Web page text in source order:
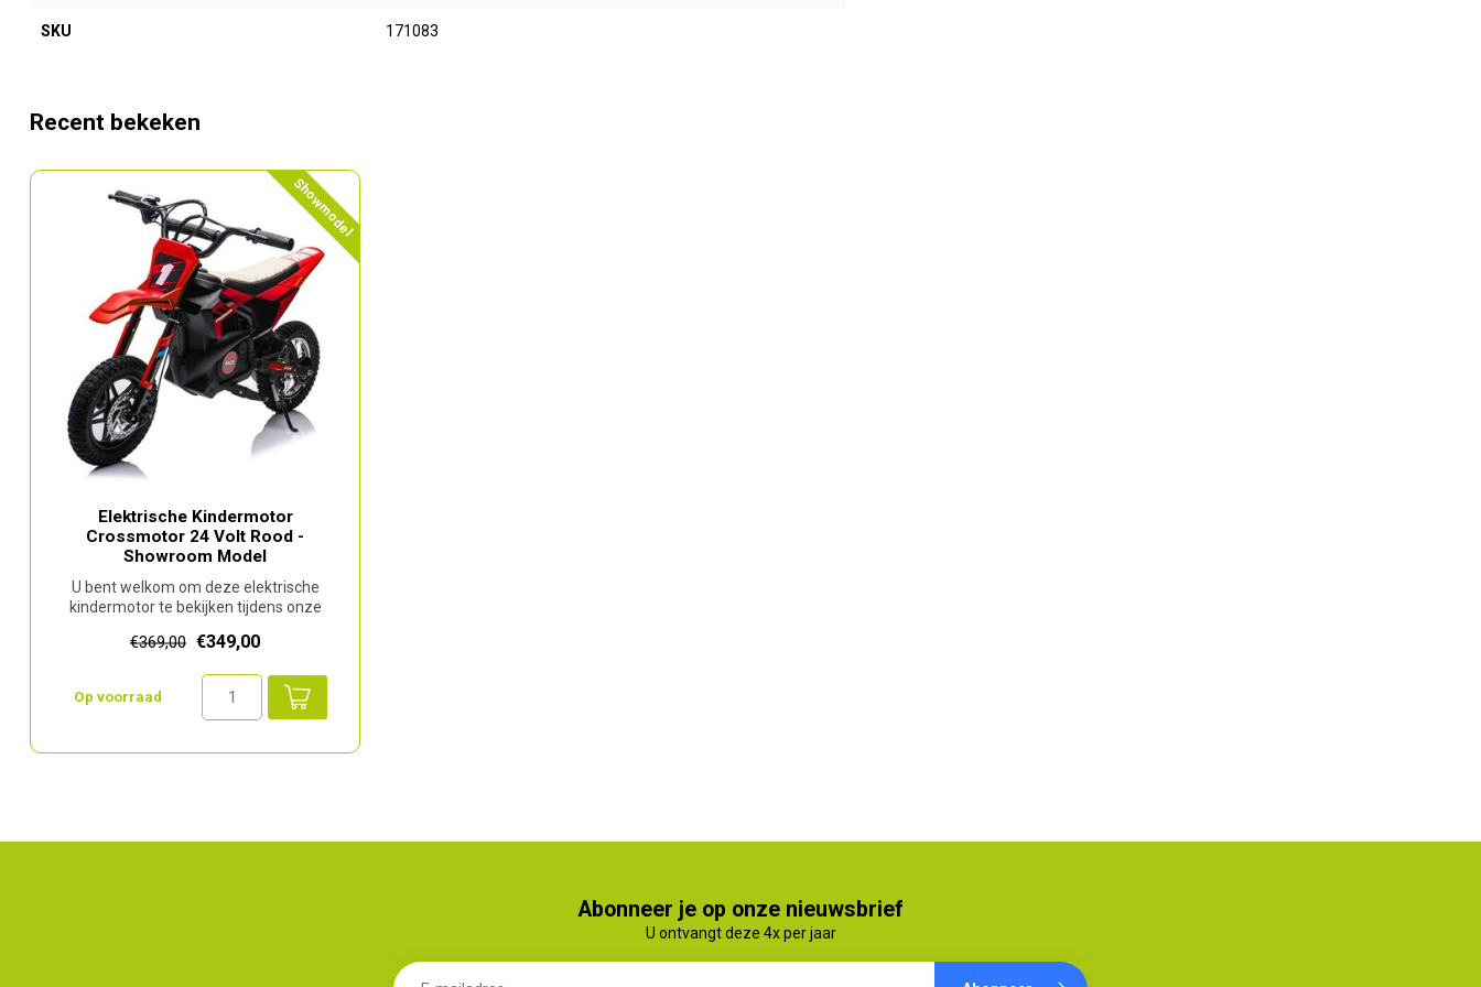
SKU 171083
Recent bekeken
Showmodel
Elektrische Kindermotor
Crossmotor 24 Volt Rood -
Showroom Model
U bent welkom om deze elektrische
kindermotor te bekijken tijdens onze
€369,00 €349,00
Op voorraad
Abonneer je op onze nieuwsbrief
U ontvangt deze 4x per jaar